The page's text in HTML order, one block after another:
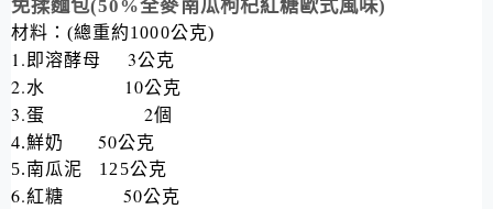
免揉麵包(50%全麥南瓜枸杞紅糖歐式風味)
材料：(總重約1000公克)
1. 即溶酵母 3公克
2.水 10公克
3.蛋 2個
4.鮮奶 50公克
5.南瓜泥 125公克
6.紅糖 50公克